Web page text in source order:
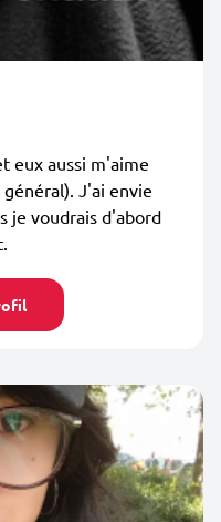
eux aussi m'aime
J'ai envie
je voudrais d'abord